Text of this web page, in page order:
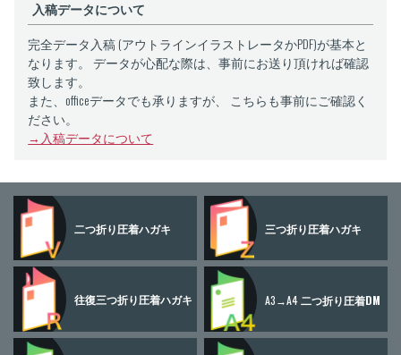
入稿データについて
完全データ入稿 (アウトラインイラストレータかPDF)が基本と
なります。 データが心配な際は、事前にお送り頂ければ確認
致します。
また、officeデータでも承りますが、 こちらも事前にご確認く
ださい。
→入稿データについて
二つ折り圧着ハガキ 三つ折り圧着ハガキ
往復三つ折り圧着ハガキ A3→A4二つ折り圧着DM